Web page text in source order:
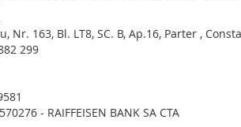
163, Bl. LT8, SC. B, Ap.16, Parter ,
299
- RAIFFEISEN BANK SA CTA